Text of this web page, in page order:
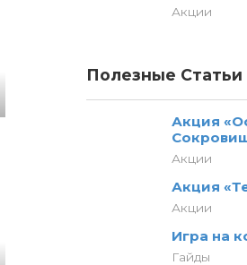
Акции
Полезные Статьи
Акция
Акции
Акция
Акции
Игра на
Гайды